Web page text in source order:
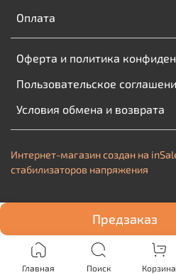
Предзаказ
Оплата
Оферта и политика
Пользовательское
Условия обмена и возврата
Интернет-магазин создан на
стабилизаторов напряжения
Главная Поиск Корзина